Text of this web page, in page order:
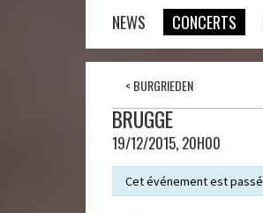
NEWS CONCERTS
< BURGRIEDEN
BRUGGE
19/12/2015, 20H00
Cet événement est passé